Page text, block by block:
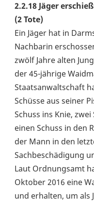
2.2.18 Jäger
(2 Tote)
Ein Jäger hat in
Nachbarin
zwölf Jahre alten
der 45-jährige
Staatsanwaltschaft
Schüsse aus seiner
Schuss ins Knie,
einen Schuss in den
der Mann in den
Sachbeschädigung
Laut Ordnungsamt
Oktober 2016 eine
und erhalten, um als